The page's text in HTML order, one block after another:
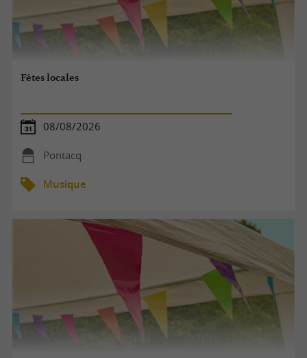
Fêtes locales
08/08/2026
Pontacq
Musique